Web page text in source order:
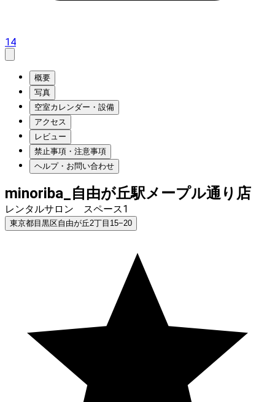
14
概要
写真
空室カレンダー・設備
アクセス
レビュー
禁止事項・注意事項
ヘルプ・お問い合わせ
minoriba_自由が丘駅メープル通り店
レンタルサロン スペース1
東京都目黒区自由が丘2丁目15−20